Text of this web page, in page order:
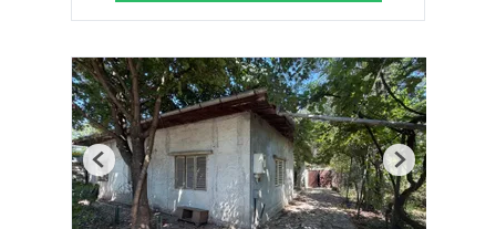
Previous Next